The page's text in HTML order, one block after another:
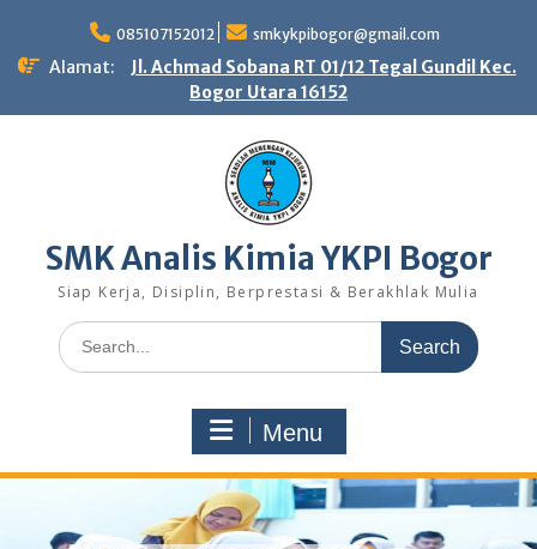
content
085107152012 smkykpibogor@gmail.com
Alamat:
Jl. Achmad Sobana RT 01/12 Tegal Gundil Kec.
Bogor Utara 16152
SMK Analis Kimia YKPI Bogor
Siap Kerja, Disiplin, Berprestasi & Berakhlak Mulia
Search
for:
Menu